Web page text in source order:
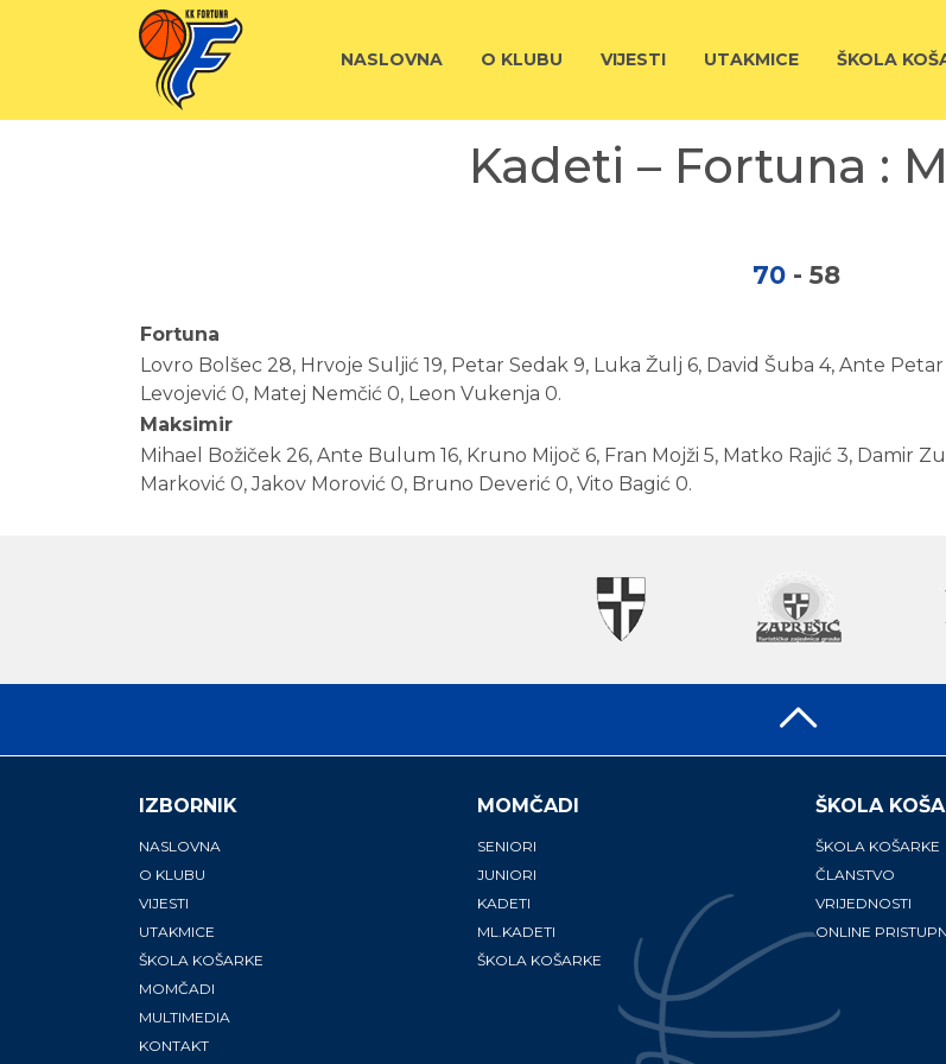
NASLOVNA O KLUBU VIJESTI UTAKMICE ŠKOLA
Kadeti – Fortuna :
70 - 58
Fortuna
Lovro Bolšec 28, Hrvoje Suljić 19, Petar Sedak 9, Luka Žulj 6, David Šuba 4, Ante
Levojević 0, Matej Nemčić 0, Leon Vukenja 0.
Maksimir
Mihael Božiček 26, Ante Bulum 16, Kruno Mijoč 6, Fran Mojži 5, Matko Rajić 3, Damir
Marković 0, Jakov Morović 0, Bruno Deverić 0, Vito Bagić 0.
IZBORNIK
NASLOVNA
O KLUBU
VIJESTI
UTAKMICE
ŠKOLA KOŠARKE
MOMČADI
MULTIMEDIA
KONTAKT
MOMČADI
SENIORI
JUNIORI
KADETI
ML.KADETI
ŠKOLA KOŠARKE
ŠKOLA
ŠKOLA KOŠARKE
ČLANSTVO
VRIJEDNOSTI
ONLINE